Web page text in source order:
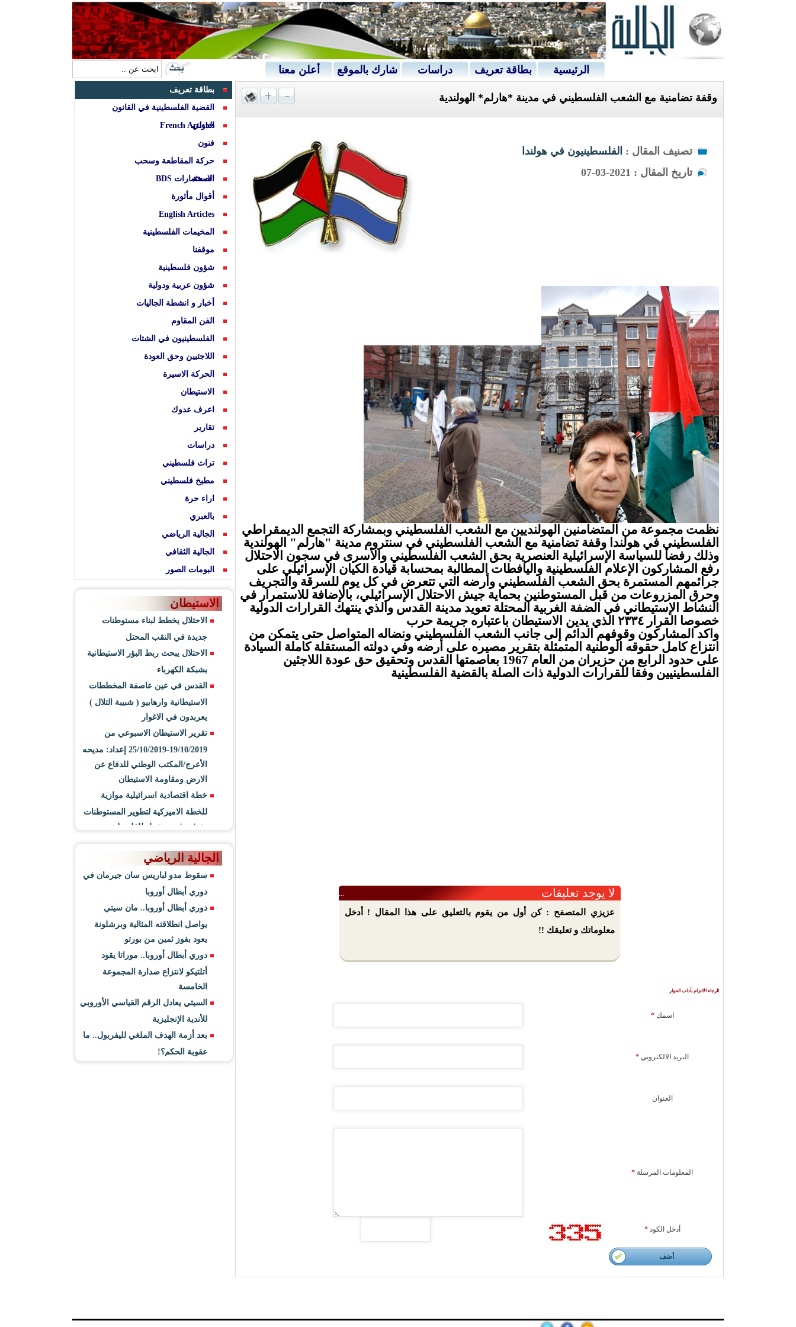
الرئيسية بطاقة تعريف دراسات شارك بالموقع أعلن معنا
وقفة تضامنية مع الشعب الفلسطيني في مدينة *هارلم* الهولندية
تصنيف المقال : الفلسطينيون في هولندا
تاريخ المقال : 2021-03-07
نظمت مجموعة من المتضامنين الهولنديين مع الشعب الفلسطيني وبمشاركة التجمع الديمقراطي
الفلسطيني في هولندا وقفة تضامنية مع الشعب الفلسطيني في سنتروم مدينة "هارلم" الهولندية
وذلك رفضا للسياسة الإسرائيلية العنصرية بحق الشعب الفلسطيني والأسرى في سجون الاحتلال
رفع المشاركون الإعلام الفلسطينية واليافطات المطالبة بمحسابة قيادة الكيان الإسرائيلي على
جرائمهم المستمرة بحق الشعب الفلسطيني وأرضه التي تتعرض في كل يوم للسرقة والتجريف
وحرق المزروعات من قبل المستوطنين بحماية جيش الاحتلال الإسرائيلي، بالإضافة للاستمرار في
النشاط الإستيطاني في الضفة الغربية المحتلة تعويد مدينة القدس والذي ينتهك القرارات الدولية
خصوصا القرار ٢٣٣٤ الذي يدين الاستيطان باعتباره جريمة حرب
واكد المشاركون وقوفهم الدائم إلى جانب الشعب الفلسطيني ونضاله المتواصل حتى يتمكن من
انتزاع كامل حقوقه الوطنية المتمثلة بتقرير مصيره على أرضه وفي دولته المستقلة كاملة السيادة
على حدود الرابع من حزيران من العام 1967 بعاصمتها القدس وتحقيق حق عودة اللاجئين
الفلسطينيين وفقا للقرارات الدولية ذات الصلة بالقضية الفلسطينية
لا يوجد تعليقات
عزيزي المتصفح : كن أول من يقوم بالتعليق على هذا المقال ! أدخل
معلوماتك و تعليقك !!
الرجاء الالتزام بآداب الحوار
اسمك*
البريد الالكتروني *
العنوان
المعلومات المرسلة *
أدخل الكود*
أضف
بطاقة تعريف
القضية الفلسطينية في القانون
الدولي
French Articles
فنون
حركة المقاطعة وسحب
الاستثمارات BDS
الصحة
أقوال مأثورة
English Articles
المخيمات الفلسطينية
موقفنا
شؤون فلسطينية
شؤون عربية ودولية
أخبار و انشطة الجاليات
الفن المقاوم
الفلسطينيون في الشتات
اللاجئيين وحق العودة
الحركة الاسيرة
الاستيطان
اعرف عدوك
تقارير
دراسات
تراث فلسطيني
مطبخ فلسطيني
اراء حرة
بالعبري
الجالية الرياضي
الجالية الثقافي
البومات الصور
الاستيطان
الاحتلال يخطط لبناء مستوطنات
جديدة في النقب المحتل
الاحتلال يبحث ربط البؤر الاستيطانية
بشبكة الكهرباء
القدس في عين عاصفة المخططات
الاستيطانية وارهابيو ( شبيبة التلال )
يعربدون في الاغوار
تقرير الاستيطان الاسبوعي من
19/10/2019-25/10/2019 إعداد: مديحه
الأعرج/المكتب الوطني للدفاع عن
الارض ومقاومة الاستيطان
خطة اقتصادية اسرائيلية موازية
للخطة الاميركية لتطوير المستوطنات
وتوفير فرص عمل للفلسطينيين
الجالية الرياضي
سقوط مدو لباريس سان جيرمان في
دوري أبطال أوروبا
دوري أبطال أوروبا.. مان سيتي
يواصل انطلاقته المثالية وبرشلونة
يعود بفوز ثمين من بورتو
دوري أبطال أوروبا.. موراتا يقود
أتلتيكو لانتزاع صدارة المجموعة
الخامسة
السيتي يعادل الرقم القياسي الأوروبي
للأندية الإنجليزية
بعد أزمة الهدف الملغي لليفربول.. ما
عقوبة الحكم؟!